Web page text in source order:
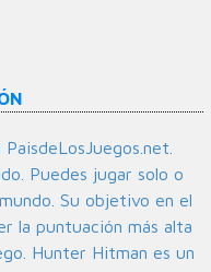
Puedes jugar solo o
Su objetivo en el
la puntuación más alta
Hunter Hitman es un